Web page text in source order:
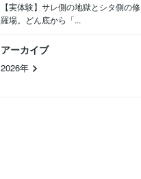
【実体験】サレ側の地獄とシタ側の修
羅場。どん底から「...
アーカイブ
2026年